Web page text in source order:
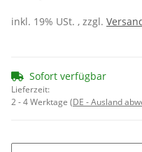
inkl. 19% USt. , zzgl.
Sofort verfügbar
Lieferzeit:
2 - 4 Werktage (DE - Ausland